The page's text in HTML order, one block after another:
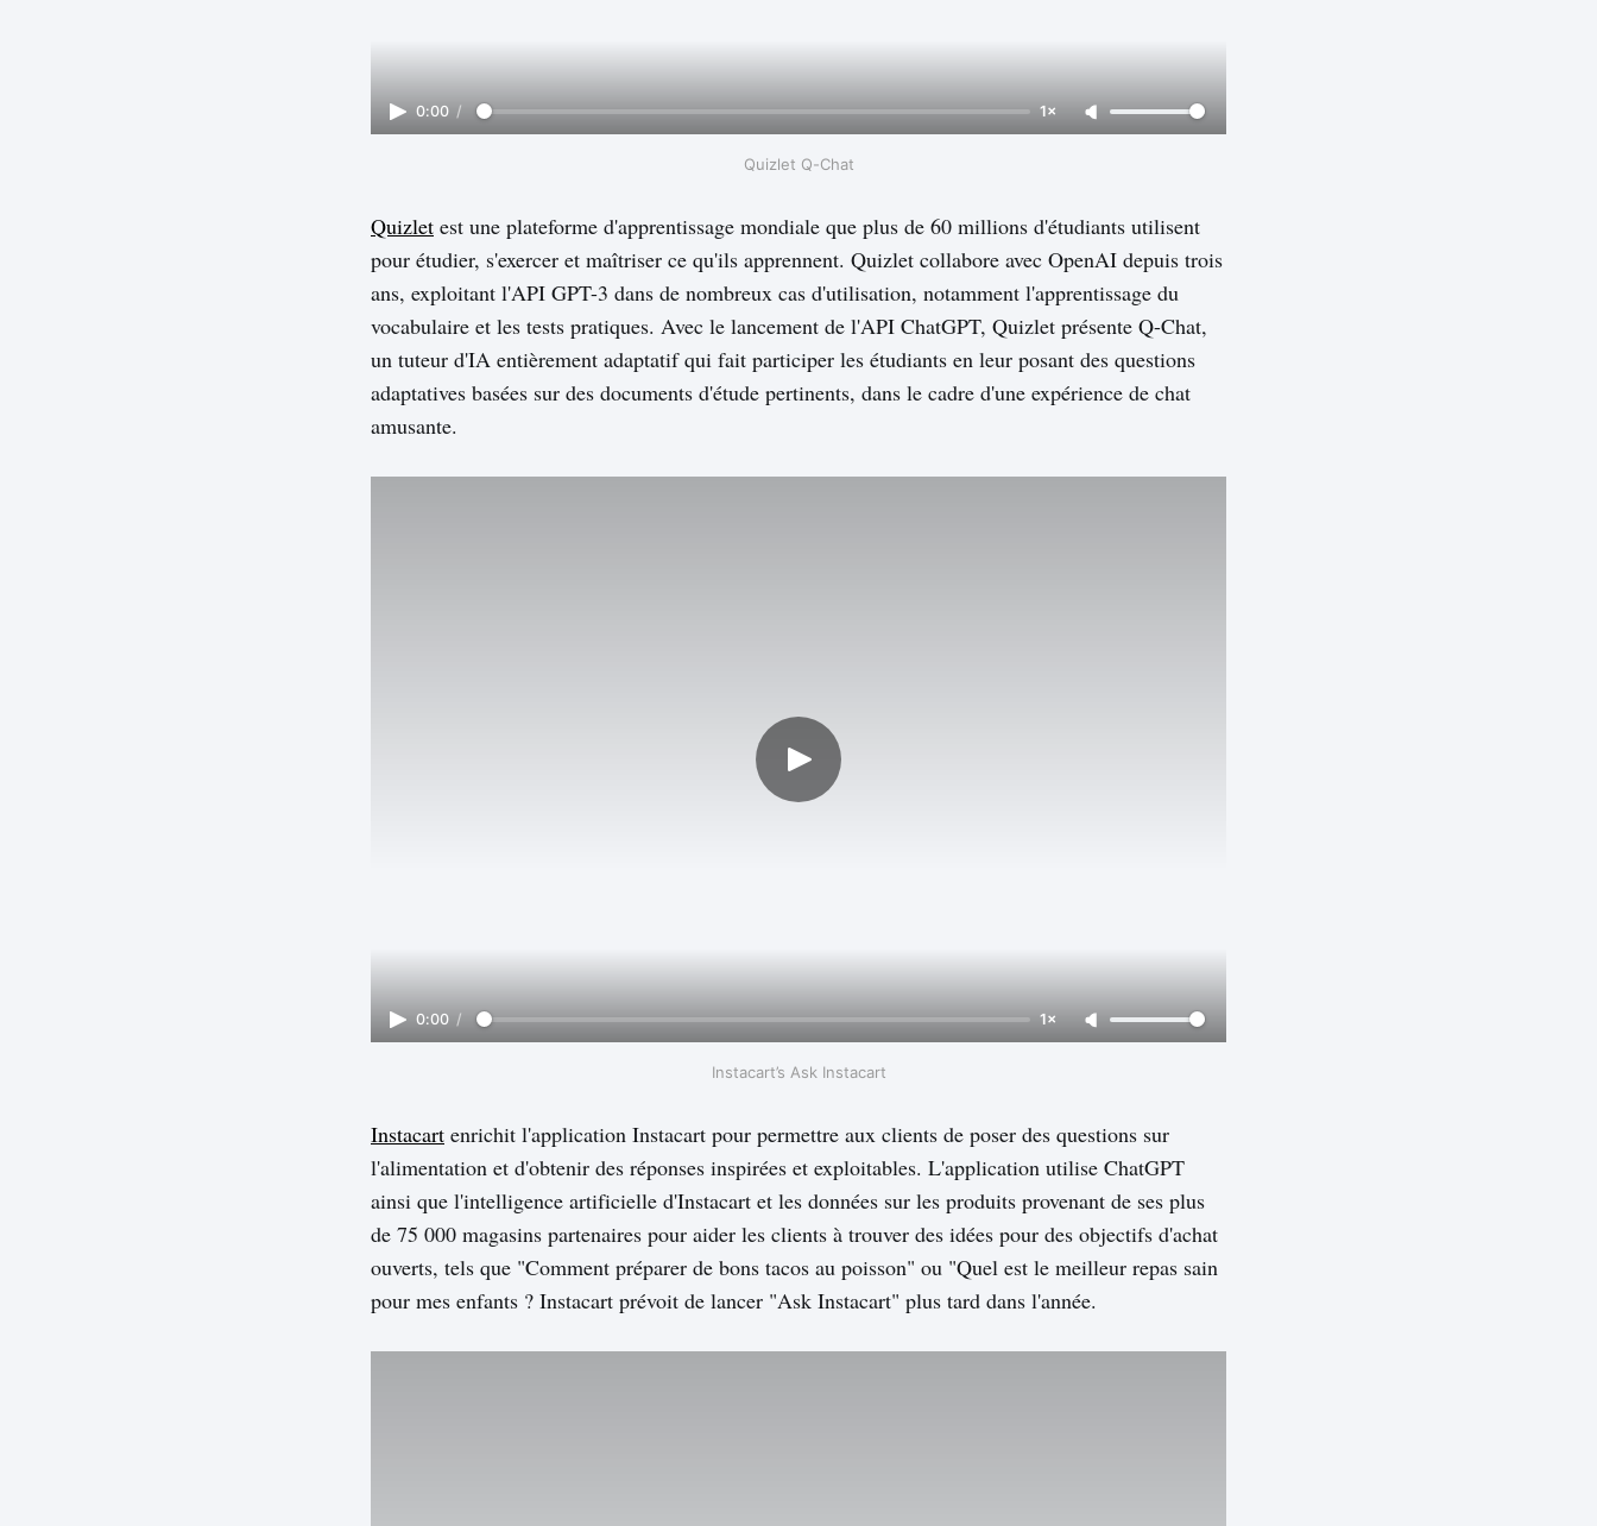
0:00 / 1×
Quizlet Q-Chat
Quizlet est une plateforme d'apprentissage mondiale que plus de 60 millions d'étudiants utilisent
pour étudier, s'exercer et maîtriser ce qu'ils apprennent. Quizlet collabore avec OpenAI depuis trois
ans, exploitant l'API GPT-3 dans de nombreux cas d'utilisation, notamment l'apprentissage du
vocabulaire et les tests pratiques. Avec le lancement de l'API ChatGPT, Quizlet présente Q-Chat,
un tuteur d'IA entièrement adaptatif qui fait participer les étudiants en leur posant des questions
adaptatives basées sur des documents d'étude pertinents, dans le cadre d'une expérience de chat
amusante.
0:00 / 1×
Instacart’s Ask Instacart
Instacart enrichit l'application Instacart pour permettre aux clients de poser des questions sur
l'alimentation et d'obtenir des réponses inspirées et exploitables. L'application utilise ChatGPT
ainsi que l'intelligence artificielle d'Instacart et les données sur les produits provenant de ses plus
de 75 000 magasins partenaires pour aider les clients à trouver des idées pour des objectifs d'achat
ouverts, tels que "Comment préparer de bons tacos au poisson" ou "Quel est le meilleur repas sain
pour mes enfants ? Instacart prévoit de lancer "Ask Instacart" plus tard dans l'année.